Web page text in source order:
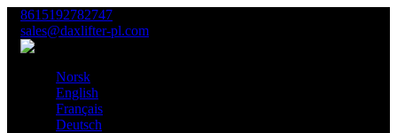
8615192782747
sales@daxlifter-pl.com
Norsk
English
Français
Deutsch